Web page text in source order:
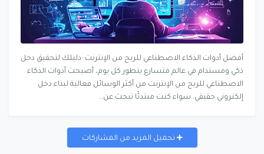
أفضل أدوات الذكاء الاصطناعي للربح من الإنترنت: دليلك لتحقيق دخل
ذكي ومستدام في عالم متسارع يتطور كل يوم، أصبحت أدوات الذكاء
الاصطناعي للربح من الإنترنت من أكثر الوسائل فعالية لبناء دخل
إلكتروني حقيقي. سواء كنت مبتدئًا تبحث عن…
تحميل المزيد من المشاركات